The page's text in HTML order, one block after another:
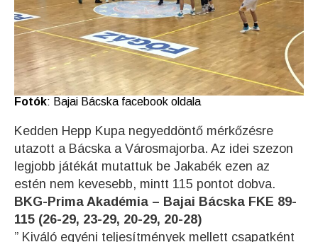
Fotók: Bajai Bácska facebook oldala
Kedden Hepp Kupa negyeddöntő mérkőzésre
utazott a Bácska a Városmajorba. Az idei szezon
legjobb játékát mutattuk be Jakabék ezen az
estén nem kevesebb, mintt 115 pontot dobva.
BKG-Prima Akadémia – Bajai Bácska FKE 89-
115 (26-29, 23-29, 20-29, 20-28)
” Kiváló egyéni teljesítmények mellett csapatként